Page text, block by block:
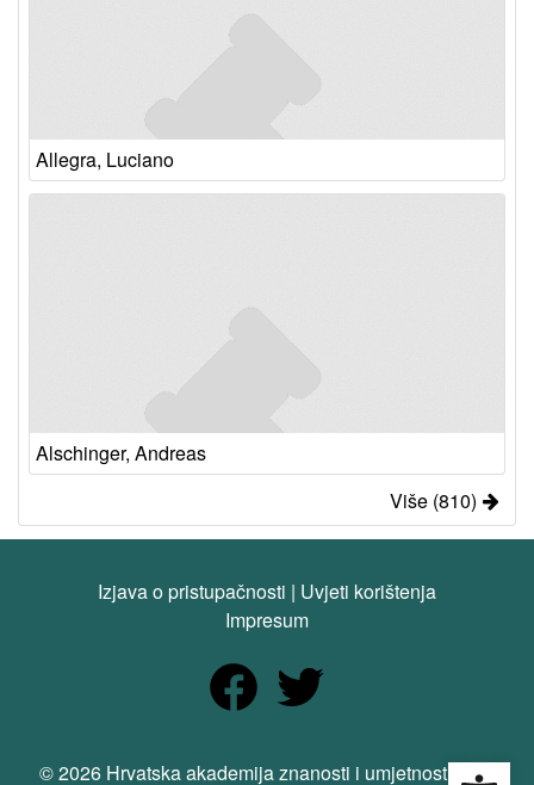
Allegra, Luciano
Alschinger, Andreas
Više (810)
Izjava o pristupačnosti | Uvjeti korištenja
Impresum
© 2026 Hrvatska akademija znanosti i umjetnosti. Sva